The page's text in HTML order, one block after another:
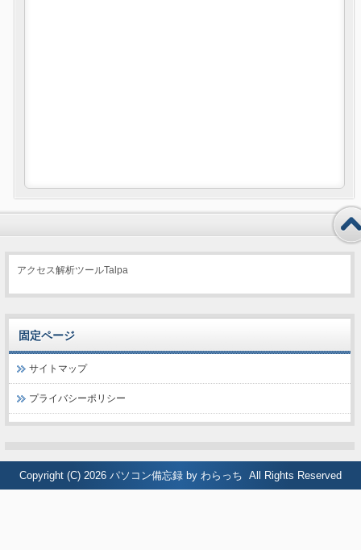
アクセス解析ツールTalpa
固定ページ
サイトマップ
プライバシーポリシー
Copyright (C) 2026 パソコン備忘録 by わらっち All Rights Reserved